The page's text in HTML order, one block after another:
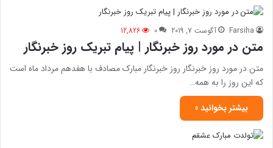
Farsiha آگوست 7, 2019 0
12,826
متن در مورد روز خبرنگار | پیام تبریک روز خبرنگار
متن در مورد روز خبرنگار روز خبرنگار مبارک مصادف با هفدهم مرداد ماه است
که این روز را به همه…
بیشتر بخوانید »